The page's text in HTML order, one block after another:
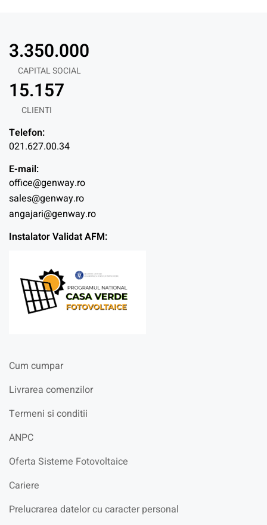
CAPITAL SOCIAL
3.350.000
CLIENTI
15.157
Telefon:
021.627.00.34
E-mail:
office@genway.ro
sales@genway.ro
angajari@genway.ro
Instalator Validat AFM:
Cum cumpar
Livrarea comenzilor
Termeni si conditii
ANPC
Oferta Sisteme Fotovoltaice
Cariere
Prelucrarea datelor cu caracter personal